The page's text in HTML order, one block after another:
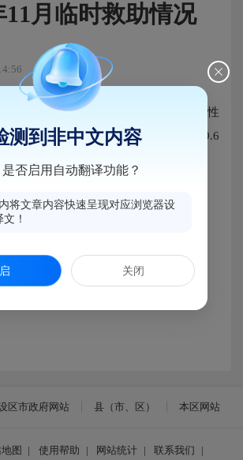
11月临时救助情况
浏览量：331
为解决困难群众突发性、紧迫性、临时性
临时救助18户次41人次，发放救助金9.6
区市政府网站 县（市、区） 本区网站
图 | 使用帮助 | 网站统计 | 联系我们 |
测到非中文内容
是否启用自动翻译功能？
将文章内容快速呈现对应浏览器设
！
关闭